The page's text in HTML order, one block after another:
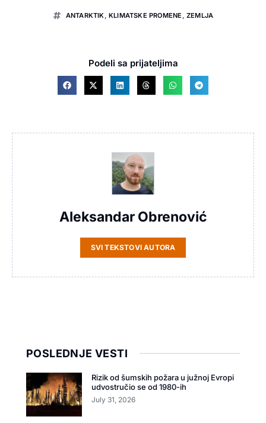
ANTARKTIK,KLIMATSKE PROMENE , ZEMLJA
Podeli sa prijateljima
Aleksandar Obrenović
SVI TEKSTOVI AUTORA
POSLEDNJE VESTI
Rizik od šumskih požara u južnoj Evropi
udvostručio se od 1980-ih
July 31, 2026